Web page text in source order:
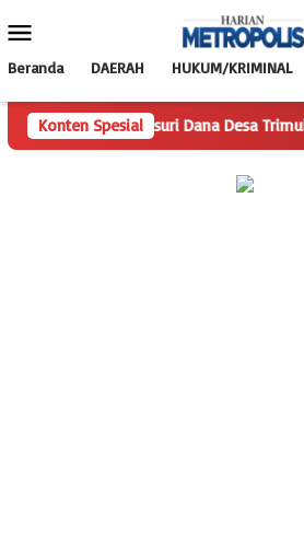
ke
Mobile
Beranda DAERAH HUKUM/KRIMINAL
Konten Spesial
Telusuri Dana Desa Trimulyo